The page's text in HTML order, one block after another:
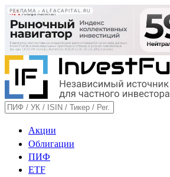
РЕКЛАМА • ALFACAPITAL.RU
Акции
Облигации
ПИФ
ETF